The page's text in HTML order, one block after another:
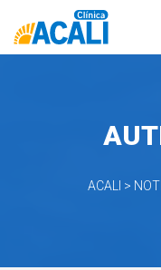
ACALI >